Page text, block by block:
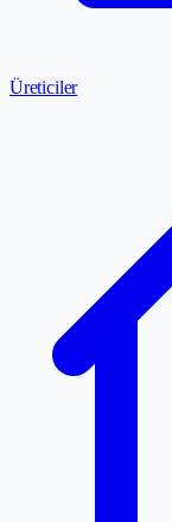
Üreticiler